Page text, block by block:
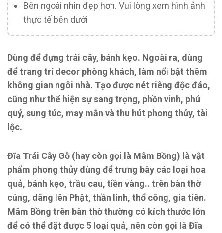
Bên ngoài nhìn đẹp hơn. Vui lòng xem hình ảnh
thực tế bên dưới
Dùng để đựng trái cây, bánh kẹo. Ngoài ra, dùng
để trang trí decor phòng khách, làm nổi bật thêm
không gian ngôi nhà. Tạo được nét riêng độc đáo,
cũng như thể hiện sự sang trọng, phồn vinh, phú
quý, sung túc, may mắn và thu hút phong thủy, tài
lộc.
Đĩa Trái Cây Gỗ (hay còn gọi là Mâm Bồng) là vật
phẩm phong thủy dùng để trưng bày các loại hoa
quả, bánh kẹo, trầu cau, tiền vàng.. trên bàn thờ
cúng, dâng lên Phật, thần linh, thổ công, gia tiên.
Mâm Bồng trên bàn thờ thường có kích thước lớn
để có thể đặt được 5 loại quả, nên còn gọi là Đĩa